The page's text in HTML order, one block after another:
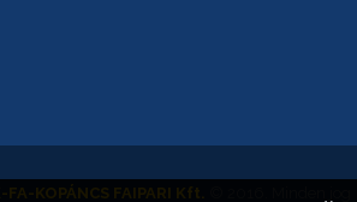
FA-KOPÁNCS FAIPARI Kft.